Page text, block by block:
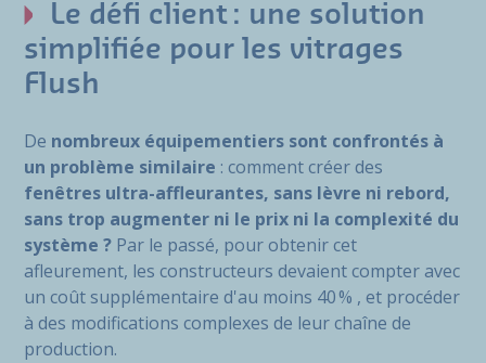
Le défi client : une solution
simplifiée pour les vitrages
Flush
De nombreux équipementiers sont confrontés à
un problème similaire : comment créer des
fenêtres ultra-affleurantes, sans lèvre ni rebord,
sans trop augmenter ni le prix ni la complexité du
système ? Par le passé, pour obtenir cet
afleurement, les constructeurs devaient compter avec
un coût supplémentaire d'au moins 40 % , et procéder
à des modifications complexes de leur chaîne de
production.